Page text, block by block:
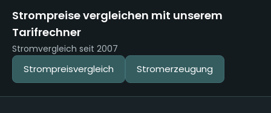
Strompreise vergleichen mit unserem
Tarifrechner
Stromvergleich seit 2007
Strompreisvergleich Stromerzeugung